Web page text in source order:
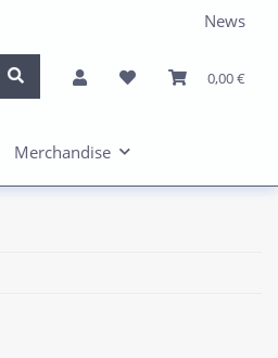
News
0,00 €
Merchandise